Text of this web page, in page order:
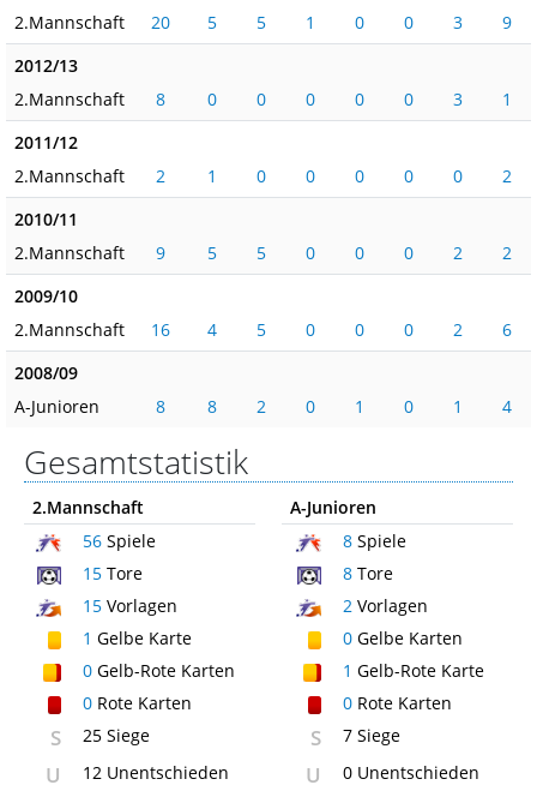
2.Mannschaft
20 5 5 1 0 0 3
9
2012/13
2.Mannschaft
8 0 0 0 0 0 3
1
2011/12
2.Mannschaft
2 1 0 0 0 0 0
2
2010/11
2.Mannschaft
9 5 5 0 0 0 2
2
2009/10
2.Mannschaft
16 4 5 0 0 0 2
6
2008/09
A-Junioren
8 8 2 0 1 0 1 4
Gesamtstatistik
2.Mannschaft
56 Spiele
15 Tore
15 Vorlagen
1 Gelbe Karte
0 Gelb-Rote Karten
0 Rote Karten
S 25 Siege
U 12 Unentschieden
A-Junioren
8Spiele
8Tore
2Vorlagen
0Gelbe Karten
1 Gelb-Rote Karte
0Rote Karten
S 7 Siege
U 0 Unentschieden